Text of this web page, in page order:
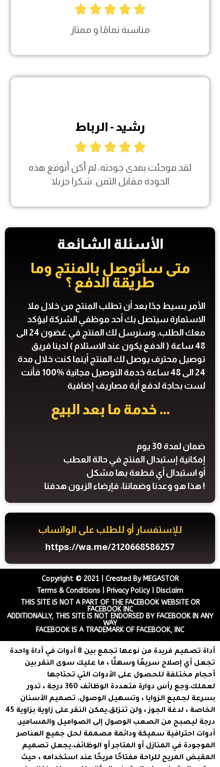





مناسبة تمامًا و ممتاز
رشيد - الرباط





لقد فوجئت بمدى جودته، لم أكن أتوقع هذه
الجودة مقابل الثمن. شكرا جزيلا
الأسئلة الشائعة
متى سأتوصل بالمنتج وما
طريقة الدفع ؟​
الأمر بسيط جدًا بعد أن تطلب المنتج من خلال ملا
الاستمارة سيتصل بك أحد موظفي الشركة ليؤكد
معك الطلب، وسنرسل لك المنتج في غضون 24 الى
48 ساعة ( الدفع يكون عند الاستلام ) لدينا فريق
توصيل محترف يوصل لك المنتج أينما كنت خلال مدة
24 الى 48 ساعة خدمة التوصيل مجانية %100 فأنت
لست بحاجة لدفع أية مصاريف إضافية
... خدمة ما بعد البيع
ضمان لمدة 30 يوم
إمكانية إستبدال المنتج في حالة العطب
أو استبدال أي قطعة بها مشكل
! هذا هو وعدنا وضماننا، فإرضاء الزبون هدفنا
للإستفسار أو للطلب على الواتساب
https://wa.me/2120668586257
Copyright © 2021 | Created By MEGASTOR
Terms & Conditions | Privacy Policy | Disclaim
THIS SITE IS NOT A PART OF THE FACEBOOK WEBSITE OR
FACEBOOK INC
ADDITIONALLY, THIS SITE IS NOT ENDORSED BY FACEBOOK IN ANY
WAY
FACEBOOK IS A TRADEMARK OF FACEBOOK, INC
أداة تصميم فريدة من نوعها تجمع بين 8 أدوات في أداة واحدة
تجعل أي إصلاح سريعًا وسهلًا ، ما عليك سوى النقر بين
أحجام مختلفة للحصول على الأدوات التي تحتاجها
لعملك.وجع رأس دوارة متعددة الوظائف 360 درجة ، تدور
بسرعة لجميع الزوايا ، وتسهيل الوصول. تصميم الأسنان
الخاصة ، لدغة الجوز ، ولن تنزلق.يمكن النقر على زاوية بزاوية 45
درجة ليصبح من الصعب الوصول إلى الصواميل والمسامير.
أدوات احترافية سميكة ودائمة مصممة لحل جميع العناصر
الموجودة في المنازل أو المتاجر أو الوظائف.يجعل تصميم
المقبض المريح للراحة مفتاحًا مريحًا عند استخدامه ، حيث